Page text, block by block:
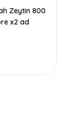
Zeytin 800
x2 ad